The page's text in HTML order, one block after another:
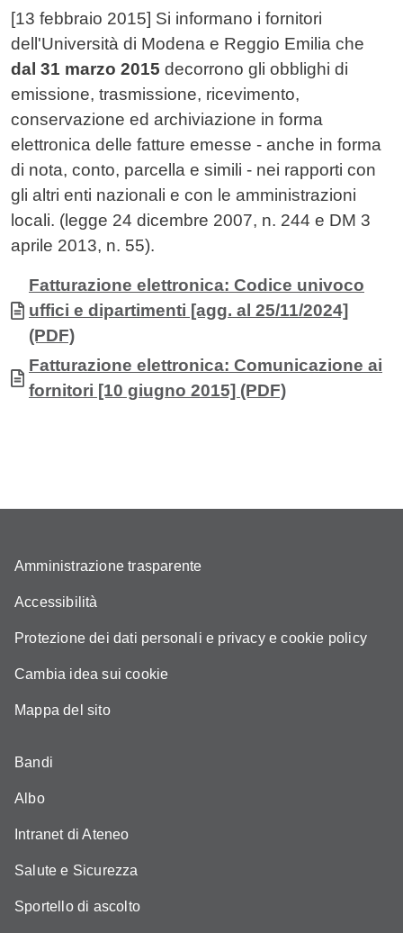
[13 febbraio 2015] Si informano i fornitori
dell'Università di Modena e Reggio Emilia che
dal 31 marzo 2015 decorrono gli obblighi di
emissione, trasmissione, ricevimento,
conservazione ed archiviazione in forma
elettronica delle fatture emesse - anche in forma
di nota, conto, parcella e simili - nei rapporti con
gli altri enti nazionali e con le amministrazioni
locali. (legge 24 dicembre 2007, n. 244 e DM 3
aprile 2013, n. 55).
Allegati
Documento
Fatturazione elettronica: Codice univoco
uffici e dipartimenti [agg. al 25/11/2024]
(PDF)
Documento
Fatturazione elettronica: Comunicazione ai
fornitori [10 giugno 2015] (PDF)
Amministrazione trasparente
Accessibilità
Protezione dei dati personali e privacy e cookie policy
Cambia idea sui cookie
Mappa del sito
Bandi
Albo
Intranet di Ateneo
Salute e Sicurezza
Sportello di ascolto